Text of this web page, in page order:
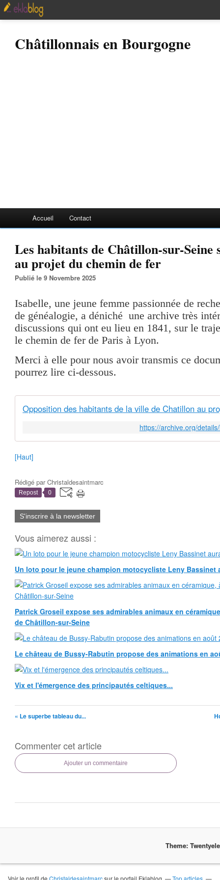
Châtillonnais en Bourgogne
Accueil Contact
Les habitants de Châtillon-sur-Seine
au projet du chemin de fer
Publié le 9 Novembre 2025
Isabelle, une jeune femme passionnée de
de généalogie, a déniché une archive très
discussions qui ont eu lieu en 1841, sur le
le chemin de fer de Paris à Lyon.
Merci à elle pour nous avoir transmis ce
pourrez lire ci-dessous.
https://archive.org/
[Haut]
Rédigé parChristaldesaintmarc
Repost 0
S'inscrire à la newsletter
Vous aimerez aussi :
Un loto pour le jeune champion motocycliste Leny Bassinet
Patrick Groseil expose ses admirables animaux en
de Châtillon-sur-Seine
Le château de Bussy-Rabutin propose des animations en
Vix et l'émergence des principautés celtiques...
« Le superbe tableau du...
Commenter cet article
Ajouter un commentaire
Theme:
Voir le profil deChristaldesaintmarcsur le portail Eklablog Top articles